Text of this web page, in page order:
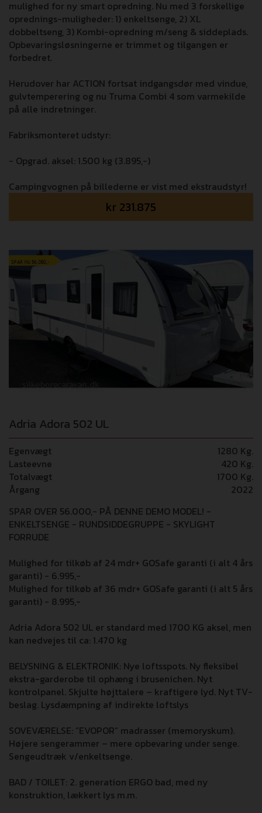
mulighed for ny smart opredning. Nu med 3 forskellige
oprednings-muligheder: 1) enkeltsenge, 2) XL
dobbeltseng, 3) Kombi-opredning m/seng & siddeplads.
Opbevaringsløsningerne er trimmet og tilgangen er
forbedret.
Herudover har ACTION fortsat indgangsdør med vindue,
gulvtemperering og nu Truma Combi 4 som varmekilde
på alle indretninger.
Fabriksmonteret udstyr:
- Opgrad. aksel: 1.500 kg (3.895,-)
Campingvognen på billederne er vist med ekstraudstyr!
kr 231.875
Adria Adora 502 UL
Egenvægt
1280 Kg.
Lasteevne
420 Kg.
Totalvægt
1700 Kg.
Årgang
2022
SPAR OVER 56.000,- PÅ DENNE DEMO MODEL! -
ENKELTSENGE - RUNDSIDDEGRUPPE - SKYLIGHT
FORRUDE
Mulighed for tilkøb af 24 mdr+ GOSafe garanti (i alt 4 års
garanti) - 6.995,-
Mulighed for tilkøb af 36 mdr+ GOSafe garanti (i alt 5 års
garanti) - 8.995,-
Adria Adora 502 UL er standard med 1700 KG aksel, men
kan nedvejes til ca: 1.470 kg
BELYSNING & ELEKTRONIK: Nye loftsspots. Ny fleksibel
ekstra-garderobe til ophæng i brusenichen. Nyt
kontrolpanel. Skjulte højttalere – kraftigere lyd. Nyt TV-
beslag. Lysdæmpning af indirekte loftslys
SOVEVÆRELSE: ”EVOPOR” madrasser (memoryskum).
Højere sengerammer – mere opbevaring under senge.
Sengeudtræk v/enkeltsenge.
BAD / TOILET: 2. generation ERGO bad, med ny
konstruktion, lækkert lys m.m.